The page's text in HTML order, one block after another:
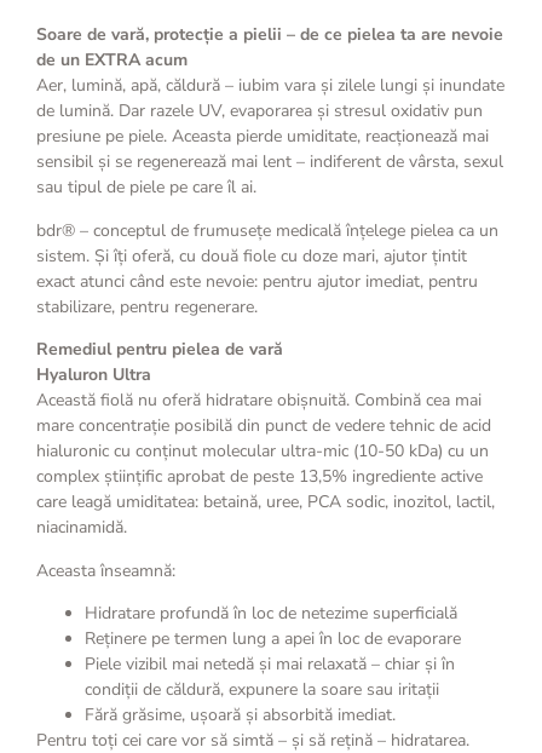
Soare de vară, protecție a pielii – de ce pielea ta are nevoie
de un EXTRA acum
Aer, lumină, apă, căldură – iubim vara și zilele lungi și inundate
de lumină. Dar razele UV, evaporarea și stresul oxidativ pun
presiune pe piele. Aceasta pierde umiditate, reacționează mai
sensibil și se regenerează mai lent – indiferent de vârsta, sexul
sau tipul de piele pe care îl ai.
bdr® – conceptul de frumusețe medicală înțelege pielea ca un
sistem. Și îți oferă, cu două fiole cu doze mari, ajutor țintit
exact atunci când este nevoie: pentru ajutor imediat, pentru
stabilizare, pentru regenerare.
Remediul pentru pielea de vară
Hyaluron Ultra
Această fiolă nu oferă hidratare obișnuită. Combină cea mai
mare concentrație posibilă din punct de vedere tehnic de acid
hialuronic cu conținut molecular ultra-mic (10-50 kDa) cu un
complex științific aprobat de peste 13,5% ingrediente active
care leagă umiditatea: betaină, uree, PCA sodic, inozitol, lactil,
niacinamidă.
Aceasta înseamnă:
Hidratare profundă în loc de netezime superficială
Reținere pe termen lung a apei în loc de evaporare
Piele vizibil mai netedă și mai relaxată – chiar și în
condiții de căldură, expunere la soare sau iritații
Fără grăsime, ușoară și absorbită imediat.
Pentru toți cei care vor să simtă – și să rețină – hidratarea.